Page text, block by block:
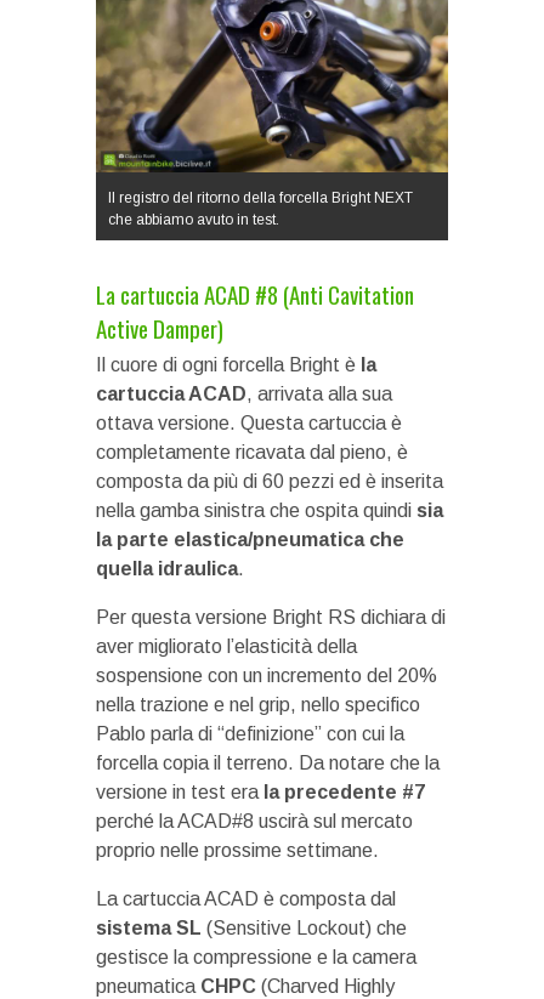
Il registro del ritorno della forcella Bright NEXT
che abbiamo avuto in test.
La cartuccia ACAD #8 (Anti Cavitation
Active Damper)
Il cuore di ogni forcella Bright è la
cartuccia ACAD, arrivata alla sua
ottava versione. Questa cartuccia è
completamente ricavata dal pieno, è
composta da più di 60 pezzi ed è inserita
nella gamba sinistra che ospita quindi sia
la parte elastica/pneumatica che
quella idraulica.
Per questa versione Bright RS dichiara di
aver migliorato l’elasticità della
sospensione con un incremento del 20%
nella trazione e nel grip, nello specifico
Pablo parla di “definizione” con cui la
forcella copia il terreno. Da notare che la
versione in test era la precedente #7
perché la ACAD#8 uscirà sul mercato
proprio nelle prossime settimane.
La cartuccia ACAD è composta dal
sistema SL (Sensitive Lockout) che
gestisce la compressione e la camera
pneumatica CHPC (Charved Highly